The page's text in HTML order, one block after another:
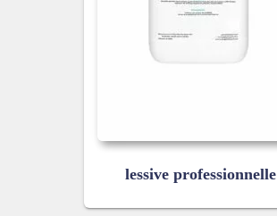
lessive professionnelle